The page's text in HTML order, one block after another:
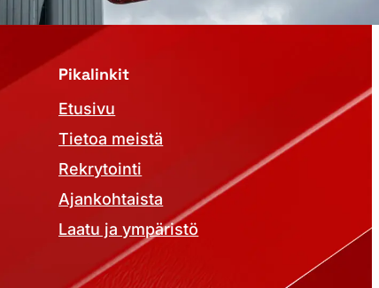
Pikalinkit
Etusivu
Tietoa meistä
Rekrytointi
Ajankohtaista
Laatu ja ympäristö